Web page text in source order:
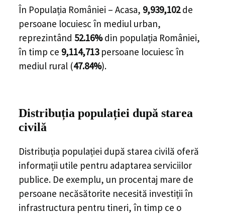
În Populația României – Acasa, 9,939,102 de
persoane locuiesc în mediul urban,
reprezintând 52.16%din populația României,
în timp ce 9,114,713persoane locuiesc în
mediul rural (47.84%).
Distribuția populației după starea
civilă
Distribuția populației după starea civilă oferă
informații utile pentru adaptarea serviciilor
publice. De exemplu, un procentaj mare de
persoane necăsătorite necesită investiții în
infrastructura pentru tineri, în timp ce o